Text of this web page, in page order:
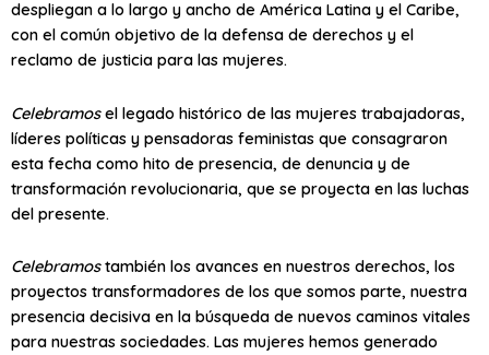
despliegan a lo largo y ancho de América Latina y el Caribe,
con el común objetivo de la defensa de derechos y el
reclamo de justicia para las mujeres.
Celebramosel legado histórico de las mujeres trabajadoras,
líderes políticas y pensadoras feministas que consagraron
esta fecha como hito de presencia, de denuncia y de
transformación revolucionaria, que se proyecta en las luchas
del presente.
Celebramostambién los avances en nuestros derechos, los
proyectos transformadores de los que somos parte, nuestra
presencia decisiva en la búsqueda de nuevos caminos vitales
para nuestras sociedades. Las mujeres hemos generado